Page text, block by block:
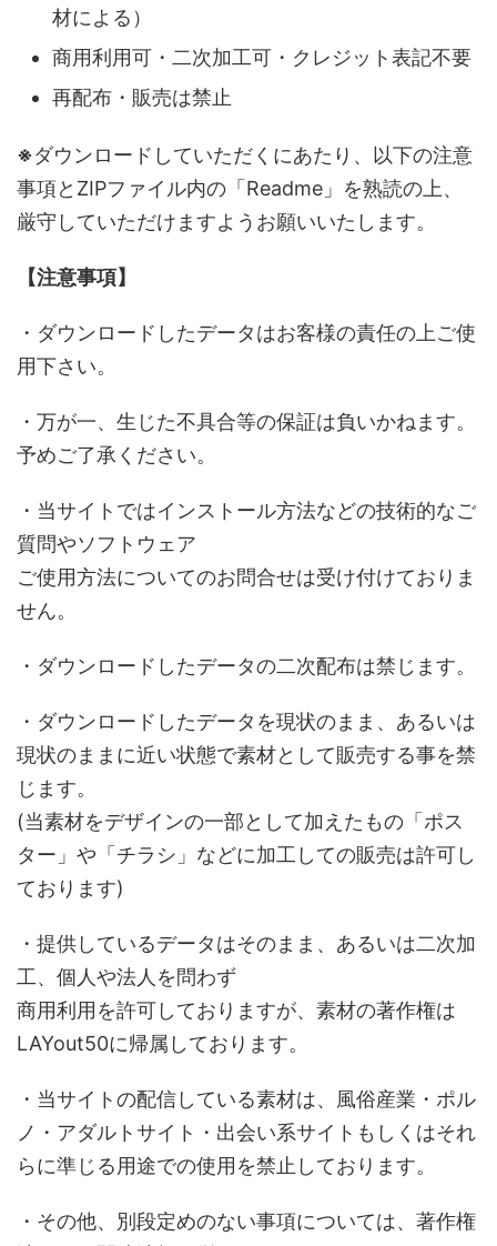
材による）
商用利用可・二次加工可・クレジット表記不要
再配布・販売は禁止
※ダウンロードしていただくにあたり、以下の注意
事項とZIPファイル内の「Readme」を熟読の上、
厳守していただけますようお願いいたします。
【注意事項】
・ダウンロードしたデータはお客様の責任の上ご使
用下さい。
・万が一、生じた不具合等の保証は負いかねます。
予めご了承ください。
・当サイトではインストール方法などの技術的なご
質問やソフトウェア
ご使用方法についてのお問合せは受け付けておりま
せん。
・ダウンロードしたデータの二次配布は禁じます。
・ダウンロードしたデータを現状のまま、あるいは
現状のままに近い状態で素材として販売する事を禁
じます。
(当素材をデザインの一部として加えたもの「ポス
ター」や「チラシ」などに加工しての販売は許可し
ております)
・提供しているデータはそのまま、あるいは二次加
工、個人や法人を問わず
商用利用を許可しておりますが、素材の著作権は
LAYout50に帰属しております。
・当サイトの配信している素材は、風俗産業・ポル
ノ・アダルトサイト・出会い系サイトもしくはそれ
らに準じる用途での使用を禁止しております。
・その他、別段定めのない事項については、著作権